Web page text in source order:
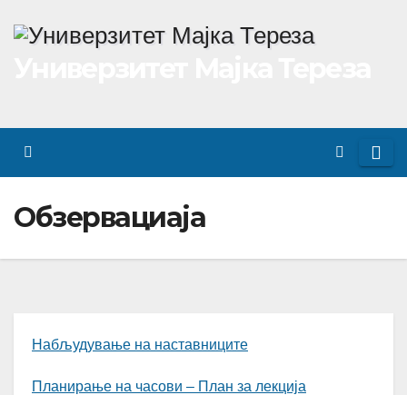
Обзервациаја
Набљудување на наставниците
Планирање на часови – План за лекција